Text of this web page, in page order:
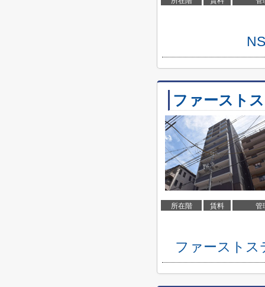
ファースト
所在階 賃料 管
ファーストス